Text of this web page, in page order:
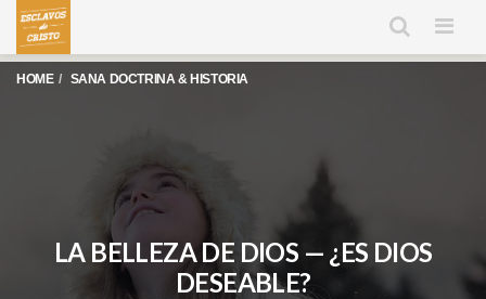
HOME SANA DOCTRINA & HISTORIA
LA BELLEZA DE DIOS — ¿ES DIOS
DESEABLE?